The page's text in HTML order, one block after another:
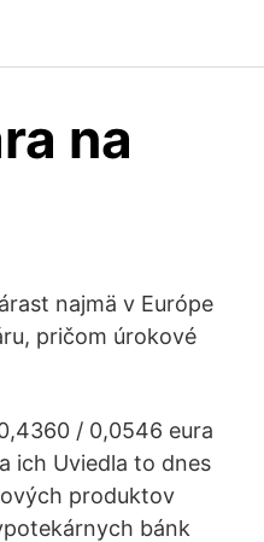
na
najmä v Európe
pričom úrokové
/ 0,0546 eura
ich Uviedla to dnes
produktov
bánk